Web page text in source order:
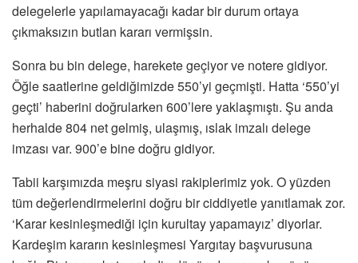
delegelerle yapılamayacağı kadar bir durum ortaya
çıkmaksızın butlan kararı vermişsin.
Sonra bu bin delege, harekete geçiyor ve notere gidiyor.
Öğle saatlerine geldiğimizde 550’yi geçmişti. Hatta ‘550’yi
geçti’ haberini doğrularken 600’lere yaklaşmıştı. Şu anda
herhalde 804 net gelmiş, ulaşmış, ıslak imzalı delege
imzası var. 900’e bine doğru gidiyor.
Tabii karşımızda meşru siyasi rakiplerimiz yok. O yüzden
tüm değerlendirmelerini doğru bir ciddiyetle yanıtlamak zor.
‘Karar kesinleşmediği için kurultay yapamayız’ diyorlar.
Kardeşim kararın kesinleşmesi Yargıtay başvurusuna